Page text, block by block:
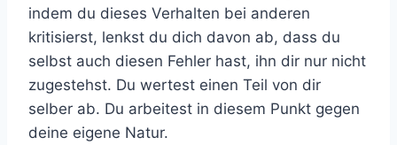
indem du dieses Verhalten bei anderen
kritisierst, lenkst du dich davon ab, dass du
selbst auch diesen Fehler hast, ihn dir nur nicht
zugestehst. Du wertest einen Teil von dir
selber ab. Du arbeitest in diesem Punkt gegen
deine eigene Natur.